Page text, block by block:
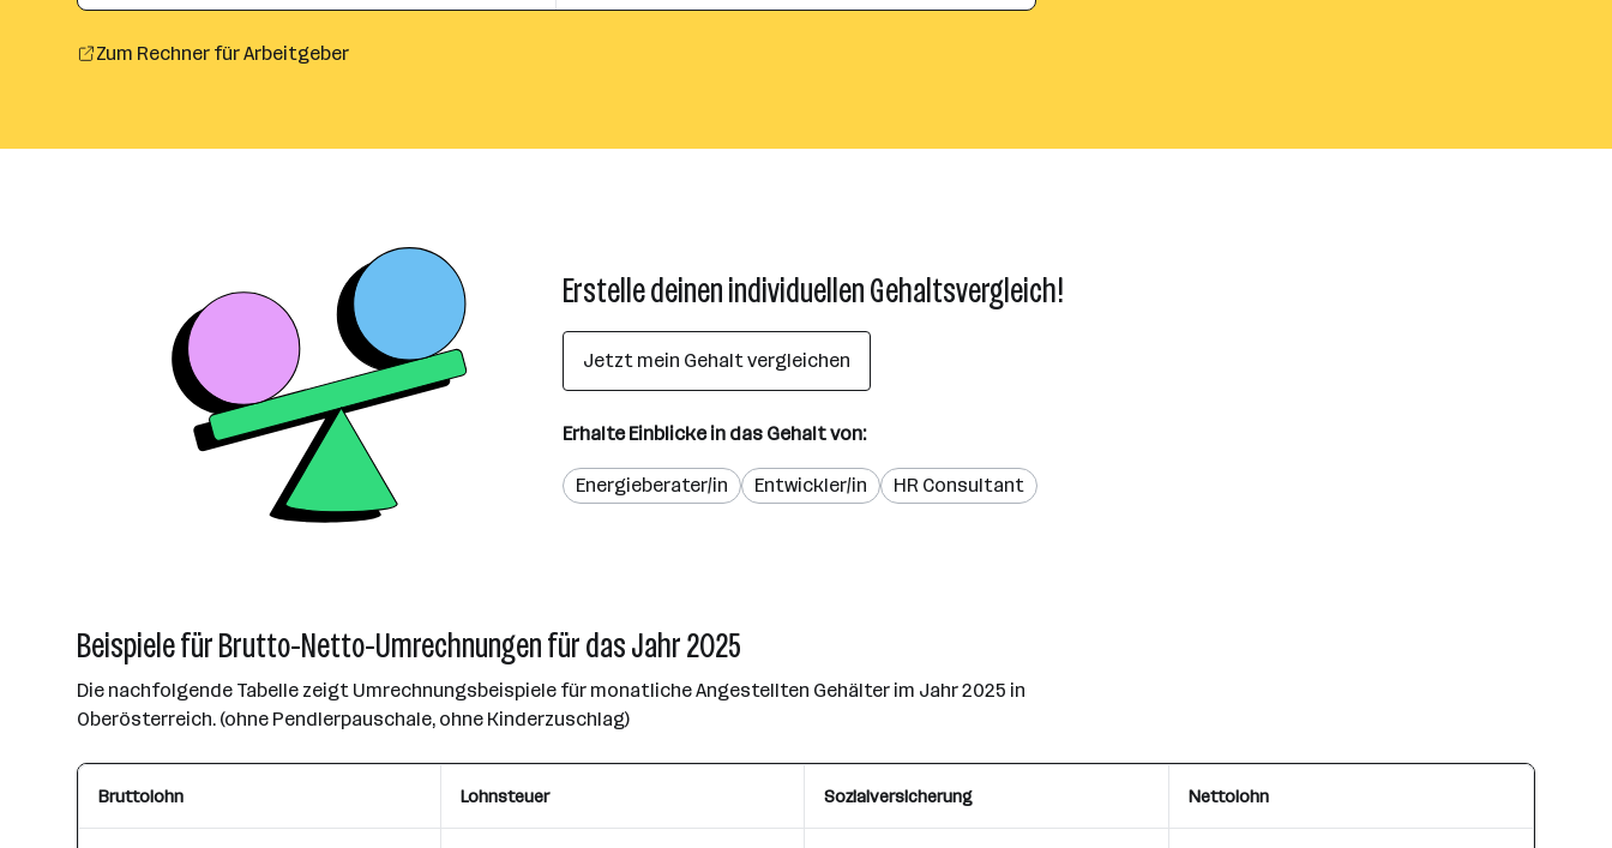
Zum Rechner für Arbeitgeber
Erstelle deinen individuellen Gehaltsvergleich!
Jetzt mein Gehalt vergleichen
Erhalte Einblicke in das Gehalt von:
Energieberater/in Entwickler/in HR Consultant
Beispiele für Brutto-Netto-Umrechnungen für das Jahr 2025
Die nachfolgende Tabelle zeigt Umrechnungsbeispiele für monatliche Angestellten Gehälter im Jahr 2025 in
Oberösterreich. (ohne Pendlerpauschale, ohne Kinderzuschlag)
Bruttolohn Lohnsteuer Sozialversicherung Nettolohn